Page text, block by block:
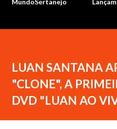
MundoSertanejo
LUAN SANTANA
"CLONE", A
DVD "LUAN AO